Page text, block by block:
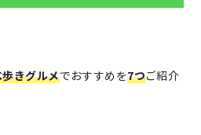
きグルメでおすすめを7つご紹介